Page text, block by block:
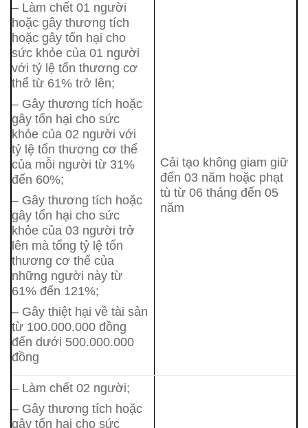
– Làm chết 01 người
hoặc gây thương tích
hoặc gây tổn hại cho
sức khỏe của 01 người
với tỷ lệ tổn thương cơ
thể từ 61% trở lên;
– Gây thương tích hoặc
gây tổn hại cho sức
khỏe của 02 người với
tỷ lệ tổn thương cơ thể
của mỗi người từ 31%
đến 60%;
– Gây thương tích hoặc
gây tổn hại cho sức
khỏe của 03 người trở
lên mà tổng tỷ lệ tổn
thương cơ thể của
những người này từ
61% đến 121%;
– Gây thiệt hại về tài sản
từ 100.000.000 đồng
đến dưới 500.000.000
đồng
Cải tạo không giam giữ
đến 03 năm hoặc phạt
tù từ 06 tháng đến 05
năm
– Làm chết 02 người;
– Gây thương tích hoặc
gây tổn hại cho sức